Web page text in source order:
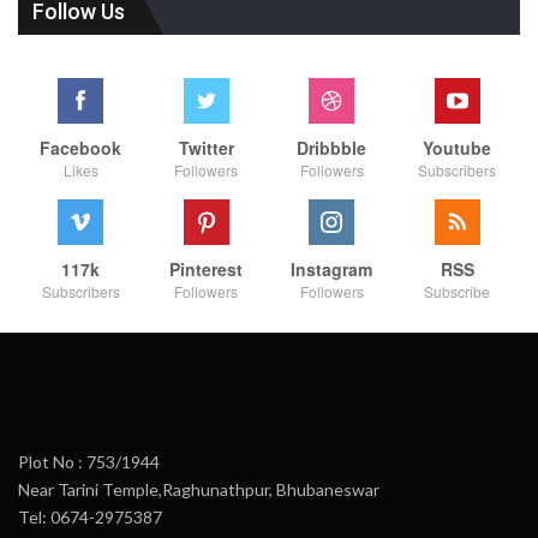
Follow Us
Facebook
Likes
Twitter
Followers
Dribbble
Followers
Youtube
Subscribers
117k
Subscribers
Pinterest
Followers
Instagram
Followers
RSS
Subscribe
Plot No : 753/1944
Near Tarini Temple,Raghunathpur, Bhubaneswar
Tel: 0674-2975387